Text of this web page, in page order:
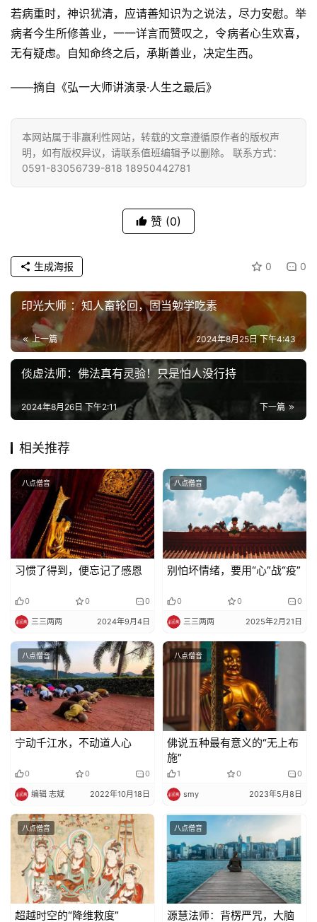
点
僧
音
访
谈
心
乐
专
题
公
益
慈
善
佛
教
人
物
寺
院
巡
礼
频
纪
录
佛
教
艺
术
政
策
法
规
免
声
登录
若病重时，神识犹清，应请善知识为之说法，尽力安慰。举
病者今生所修善业，一一详言而赞叹之，令病者心生欢喜，
无有疑虑。自知命终之后，承斯善业，决定生西。
——摘自《弘一大师讲演录·人生之最后》
本网站属于非赢利性网站，转载的文章遵循原作者的版权声
明，如有版权异议，请联系值班编辑予以删除。 联系方式：
0591-83056739-818 18950442781
赞 (0)
0 0
生成海报
印光大师 ：知人畜轮回，固当勉学吃素
上一篇 2024年8月25日 下午4:43
倓虚法师：佛法真有灵验！只是怕人没行持
下一篇
2024年8月26日 下午2:11
相关推荐
八点僧音
习惯了得到，便忘记了感恩
0 0 0
三三两两 2024年9月4日
八点僧音
别怕坏情绪，要用“心”战“疫”
0 0 0
三三两两 2025年2月21日
八点僧音
宁动千江水，不动道人心
0 0 0
编辑 志斌 2022年10月18日
八点僧音
佛说五种最有意义的“无上布
施”
1 0 0
smy 2023年5月8日
八点僧音
超越时空的“降维救度”
八点僧音
源慧法师：背楞严咒，大脑